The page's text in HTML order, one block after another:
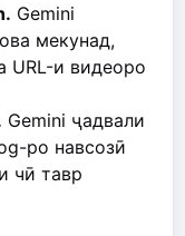
Gemini
мекунад,
URL-и видеоро
Gemini ҷадвали
ро навсозӣ
чӣ тавр